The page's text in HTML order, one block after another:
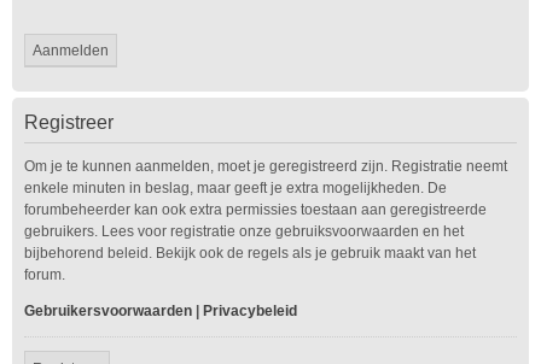
Registreer
Om je te kunnen aanmelden, moet je geregistreerd zijn. Registratie neemt
enkele minuten in beslag, maar geeft je extra mogelijkheden. De
forumbeheerder kan ook extra permissies toestaan aan geregistreerde
gebruikers. Lees voor registratie onze gebruiksvoorwaarden en het
bijbehorend beleid. Bekijk ook de regels als je gebruik maakt van het
forum.
Gebruikersvoorwaarden Privacybeleid